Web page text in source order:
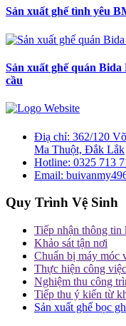
Sản xuất ghế tình yêu
Sản xuất ghế quán
cầu
Điạ chỉ: 362/120
Ma Thuột, Đắk Lắk
Hotline: 0325 713
Email:
Quy Trình Vệ Sinh
Tiếp nhận thông tin
Khảo sát tận nơi
Chuẩn bị máy móc
Thực hiện công
Nghiệm thu công
Tiếp thu ý kiến từ
Sản xuất ghế bọc